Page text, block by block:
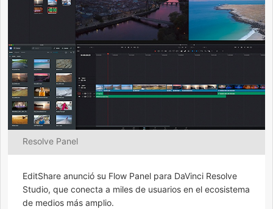
Resolve Panel
EditShare anunció su Flow Panel para DaVinci Resolve
Studio, que conecta a miles de usuarios en el ecosistema
de medios más amplio.